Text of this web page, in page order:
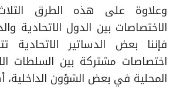
وعلاوة على هذه الطرق الثلاث
الاختصاصات بين الدول الاتحادية
فإننا بعض الدساتير
اختصاصات مشتركة بين السلطات
المحلية في بعض الشؤون الداخلية،